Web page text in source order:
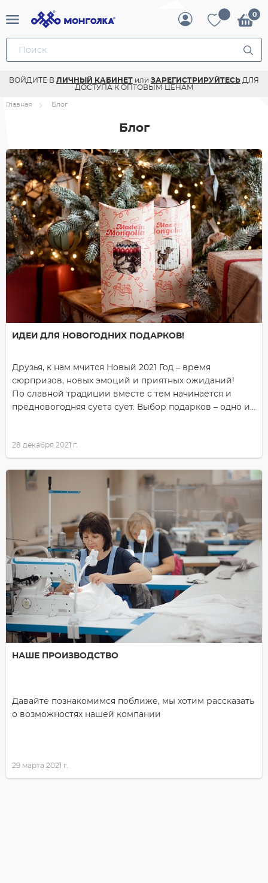
ВОЙДИТЕ В ЛИЧНЫЙ КАБИНЕТ или ЗАРЕГИСТРИРУЙТЕСЬ ДЛЯ
ДОСТУПА К ОПТОВЫМ ЦЕНАМ
Главная Блог
Блог
ИДЕИ ДЛЯ НОВОГОДНИХ ПОДАРКОВ!
Друзья, к нам мчится Новый 2021 Год – время
сюрпризов, новых эмоций и приятных ожиданий!
По славной традиции вместе с тем начинается и
предновогодняя суета сует. Выбор подарков – одно из
Что подарить родным и близким?!
28 декабря 2021 г.
НАШЕ ПРОИЗВОДСТВО
Давайте познакомимся поближе, мы хотим рассказать
о возможностях нашей компании
29 марта 2021 г.